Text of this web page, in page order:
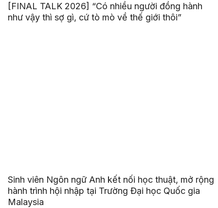
[FINAL TALK 2026] “Có nhiều người đồng hành
như vậy thì sợ gì, cứ tò mò về thế giới thôi”
Sinh viên Ngôn ngữ Anh kết nối học thuật, mở rộng
hành trình hội nhập tại Trường Đại học Quốc gia
Malaysia